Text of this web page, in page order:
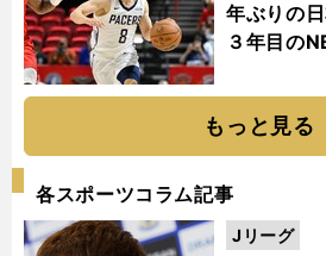
年ぶりの
３年目の
もっと見る
各スポーツコラム記事
Jリーグ